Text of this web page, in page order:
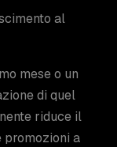
al
mese o un
di quel
riduce il
a